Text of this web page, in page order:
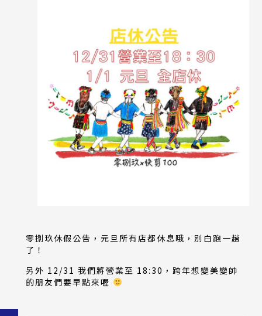
零捌玖休假公告，元旦所有店都休息哦，別白跑一趟
了！
另外 12/31 我們將營業至 18:30，跨年想變美變帥
的朋友們要早點來喔